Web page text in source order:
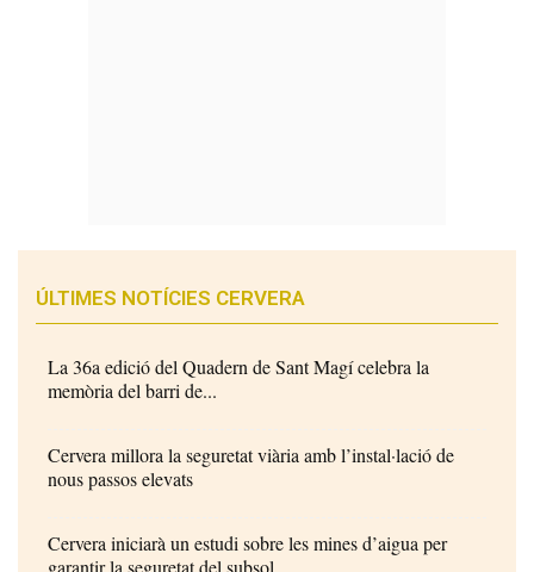
ÚLTIMES NOTÍCIES CERVERA
La 36a edició del Quadern de Sant Magí celebra la
memòria del barri de...
Cervera millora la seguretat viària amb l’instal·lació de
nous passos elevats
Cervera iniciarà un estudi sobre les mines d’aigua per
garantir la seguretat del subsol